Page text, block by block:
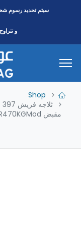
سيتم تحديد رسوم
و تتراوح
Shop
مقبض FNT-BR470KGMod